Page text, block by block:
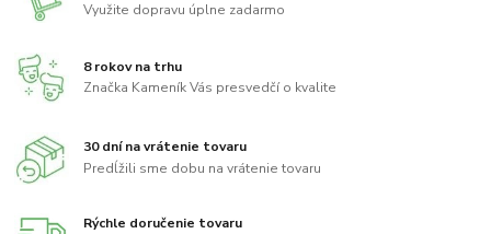
Využite dopravu úplne zadarmo
8 rokov na trhu
Značka Kameník Vás presvedčí o kvalite
30 dní na vrátenie tovaru
Predĺžili sme dobu na vrátenie tovaru
Rýchle doručenie tovaru